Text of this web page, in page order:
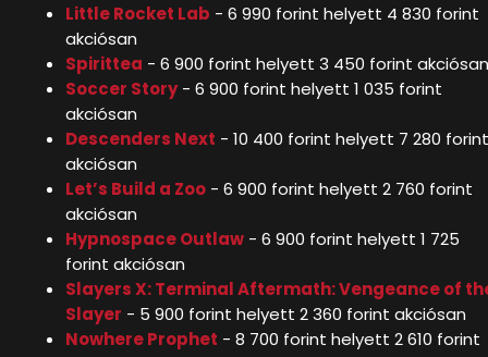
Little Rocket Lab - 6 990 forint helyett 4 830 forint
akciósan
Spirittea - 6 900 forint helyett 3 450 forint akciósan
Soccer Story- 6 900 forint helyett 1 035 forint
akciósan
Descenders Next - 10 400 forint helyett 7 280 forint
akciósan
Let’s Build a Zoo - 6 900 forint helyett 2 760 forint
akciósan
Hypnospace Outlaw - 6 900 forint helyett 1 725
forint akciósan
Slayers X: Terminal Aftermath: Vengeance of
Slayer - 5 900 forint helyett 2 360 forint akciósan
Nowhere Prophet - 8 700 forint helyett 2 610 forint